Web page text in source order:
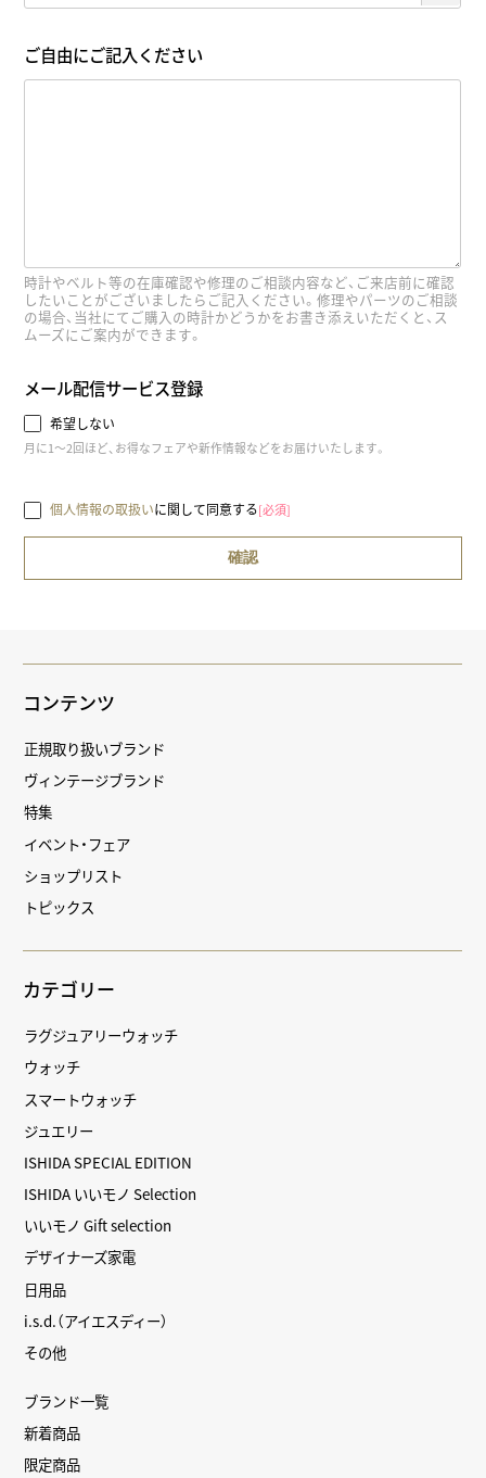
ご自由にご記入ください
時計やベルト等の在庫確認や修理のご相談内容など、ご来店前に確認
したいことがございましたらご記入ください。修理やパーツのご相談
の場合、当社にてご購入の時計かどうかをお書き添えいただくと、ス
ムーズにご案内ができます。
メール配信サービス登録
希望しない
月に1～2回ほど、お得なフェアや新作情報などをお届けいたします。
個人情報の取扱いに関して同意する[必須]
コンテンツ
正規取り扱いブランド
ヴィンテージブランド
特集
イベント・フェア
ショップリスト
トピックス
カテゴリー
ラグジュアリーウォッチ
ウォッチ
スマートウォッチ
ジュエリー
ISHIDA SPECIAL EDITION
ISHIDA いいモノ Selection
いいモノ Gift selection
デザイナーズ家電
日用品
i.s.d.（アイエスディー）
その他
ブランド一覧
新着商品
限定商品